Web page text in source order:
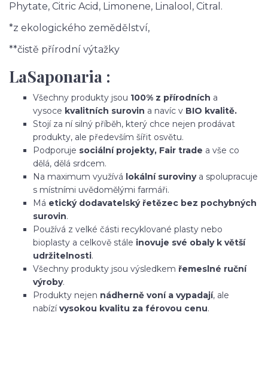
Phytate, Citric Acid, Limonene, Linalool, Citral.
*z ekologického zemědělství,
**čistě přírodní výtažky
LaSaponaria :
Všechny produkty jsou 100% z přírodních a
vysoce kvalitních surovin a navíc v BIO kvalitě.
Stojí za ní silný příběh, který chce nejen prodávat
produkty, ale především šířit osvětu.
Podporuje sociální projekty, Fair trade a vše co
dělá, dělá srdcem.
Na maximum využívá lokální surovinya spolupracuje
s místními uvědomělými farmáři.
Má etický dodavatelský řetězec bez pochybných
surovin.
Používá z velké části recyklované plasty nebo
bioplasty a celkově stále inovuje své obaly k větší
udržitelnosti.
Všechny produkty jsou výsledkem řemeslné ruční
výroby.
Produkty nejen nádherně voní a vypadají, ale
nabízívysokou kvalitu za férovou cenu.